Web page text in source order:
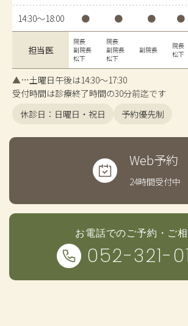
14:30〜18:00 ● ● ● ●
担当医
院長
副院長
松下
院長
副院長
松下
副院長
院長
松下
▲…土曜日午後は14:30〜17:30
受付時間は診療終了時間の30分前迄です
休診日：日曜日・祝日
予約優先制
Web予約
24時間受付中
お電話でのご予約・ご
052-321-